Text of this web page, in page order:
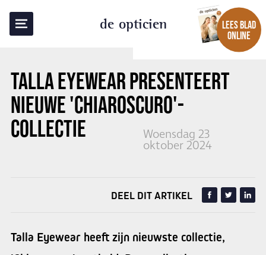
de opticien
LEES BLAD
ONLINE
TALLA EYEWEARPRESENTEERT
NIEUWE 'CHIAROSCURO'-
COLLECTIE
Woensdag 23
oktober 2024
TERUG NAAR OVERZICHT
DEEL DIT ARTIKEL
Talla Eyewear heeft zijn nieuwste collectie,